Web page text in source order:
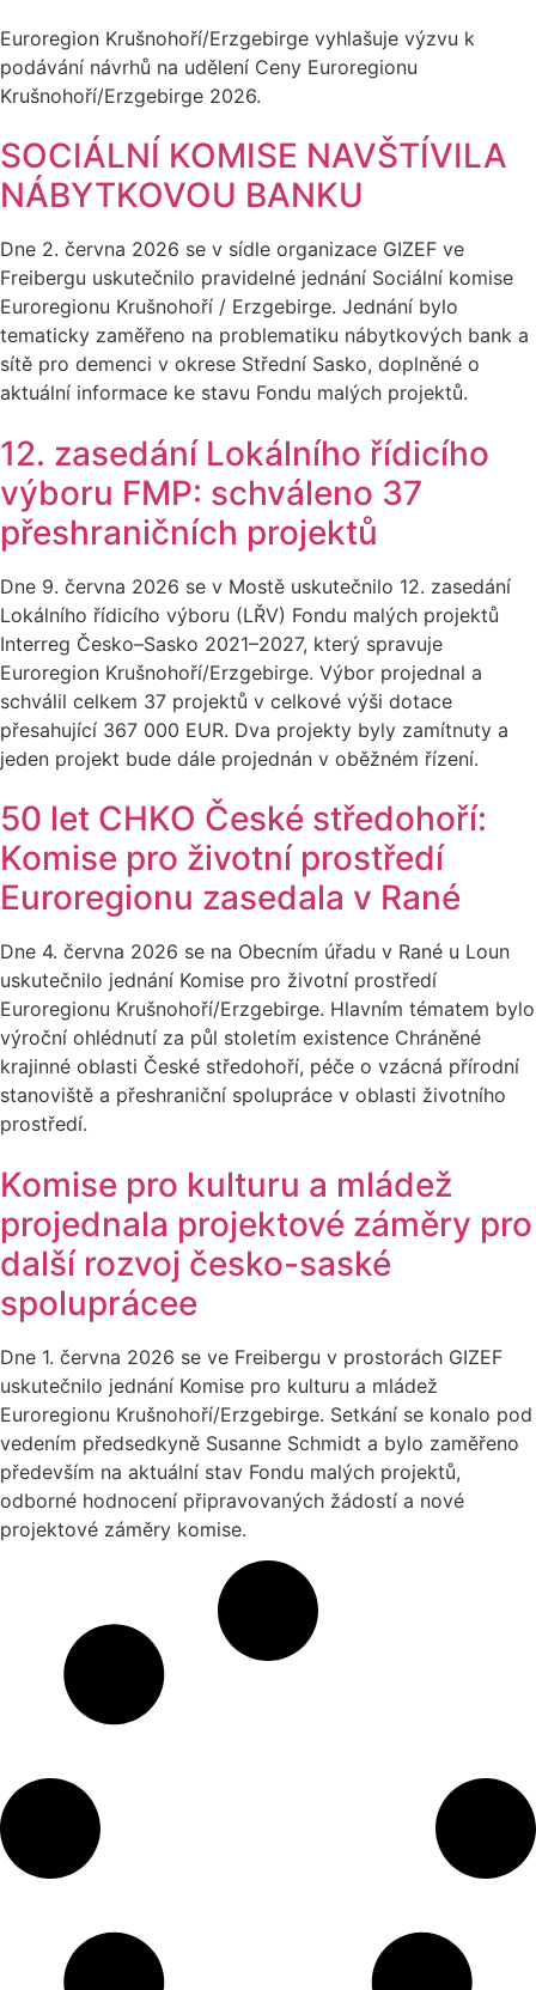
Euroregion Krušnohoří/Erzgebirge vyhlašuje výzvu k
podávání návrhů na udělení Ceny Euroregionu
Krušnohoří/Erzgebirge 2026.
SOCIÁLNÍ KOMISE NAVŠTÍVILA
NÁBYTKOVOU BANKU
Dne 2. června 2026 se v sídle organizace GIZEF ve
Freibergu uskutečnilo pravidelné jednání Sociální komise
Euroregionu Krušnohoří / Erzgebirge. Jednání bylo
tematicky zaměřeno na problematiku nábytkových bank a
sítě pro demenci v okrese Střední Sasko, doplněné o
aktuální informace ke stavu Fondu malých projektů.
12. zasedání Lokálního řídicího
výboru FMP: schváleno 37
přeshraničních projektů
Dne 9. června 2026 se v Mostě uskutečnilo 12. zasedání
Lokálního řídicího výboru (LŘV) Fondu malých projektů
Interreg Česko–Sasko 2021–2027, který spravuje
Euroregion Krušnohoří/Erzgebirge. Výbor projednal a
schválil celkem 37 projektů v celkové výši dotace
přesahující 367 000 EUR. Dva projekty byly zamítnuty a
jeden projekt bude dále projednán v oběžném řízení.
50 let CHKO České středohoří:
Komise pro životní prostředí
Euroregionu zasedala v Rané
Dne 4. června 2026 se na Obecním úřadu v Rané u Loun
uskutečnilo jednání Komise pro životní prostředí
Euroregionu Krušnohoří/Erzgebirge. Hlavním tématem bylo
výroční ohlédnutí za půl stoletím existence Chráněné
krajinné oblasti České středohoří, péče o vzácná přírodní
stanoviště a přeshraniční spolupráce v oblasti životního
prostředí.
Komise pro kulturu a mládež
projednala projektové záměry pro
další rozvoj česko-saské
spoluprácee
Dne 1. června 2026 se ve Freibergu v prostorách GIZEF
uskutečnilo jednání Komise pro kulturu a mládež
Euroregionu Krušnohoří/Erzgebirge. Setkání se konalo pod
vedením předsedkyně Susanne Schmidt a bylo zaměřeno
především na aktuální stav Fondu malých projektů,
odborné hodnocení připravovaných žádostí a nové
projektové záměry komise.